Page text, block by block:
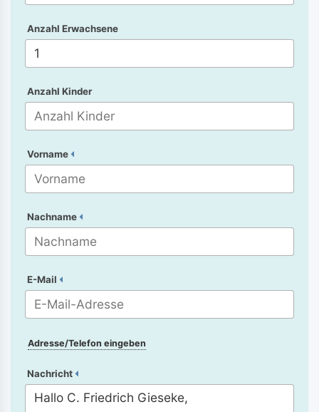
Anzahl Erwachsene
Anzahl Kinder
Vorname
Nachname
E-Mail
Adresse/Telefon eingeben
Nachricht